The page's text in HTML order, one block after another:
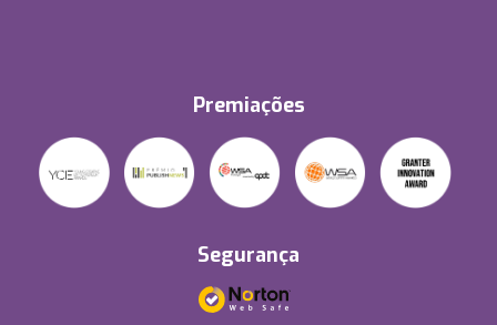
Premiações
Segurança